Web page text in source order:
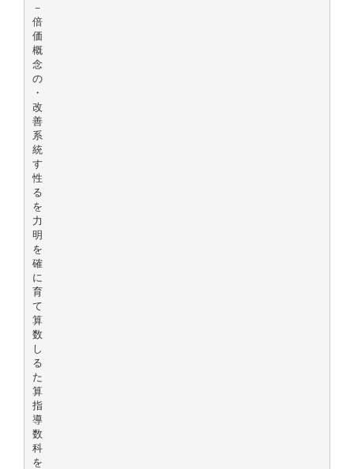
－
倍
価
概
念
の
・
改
善
系
統
す
性
る
を
力
明
を
確
に
育
て
算
数
し
る
た
算
指
導
数
科
を